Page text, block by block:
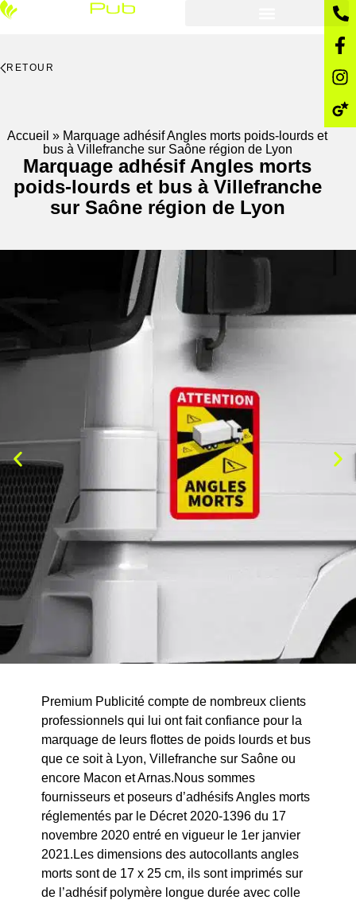
RETOUR
Accueil » Marquage adhésif Angles morts poids-lourds et
bus à Villefranche sur Saône région de Lyon
Marquage adhésif Angles morts
poids-lourds et bus à Villefranche
sur Saône région de Lyon
Premium Publicité compte de nombreux clients
professionnels qui lui ont fait confiance pour la
marquage de leurs flottes de poids lourds et bus
que ce soit à Lyon, Villefranche sur Saône ou
encore Macon et Arnas.Nous sommes
fournisseurs et poseurs d’adhésifs Angles morts
réglementés par le Décret 2020-1396 du 17
novembre 2020 entré en vigueur le 1er janvier
2021.Les dimensions des autocollants angles
morts sont de 17 x 25 cm, ils sont imprimés sur
de l’adhésif polymère longue durée avec colle